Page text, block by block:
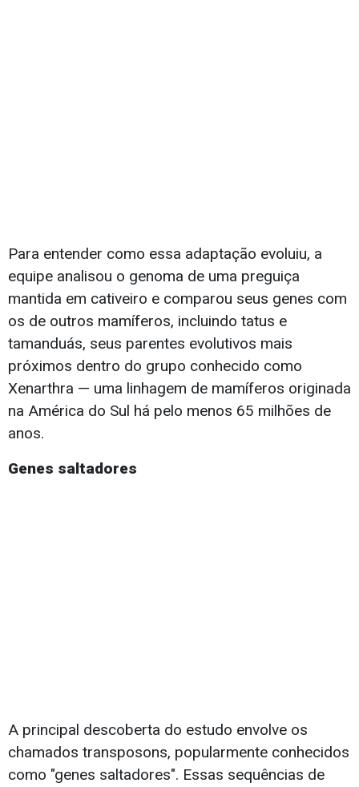
Para entender como essa adaptação evoluiu, a
equipe analisou o genoma de uma preguiça
mantida em cativeiro e comparou seus genes com
os de outros mamíferos, incluindo tatus e
tamanduás, seus parentes evolutivos mais
próximos dentro do grupo conhecido como
Xenarthra — uma linhagem de mamíferos originada
na América do Sul há pelo menos 65 milhões de
anos.
Genes saltadores
A principal descoberta do estudo envolve os
chamados transposons, popularmente conhecidos
como "genes saltadores". Essas sequências de